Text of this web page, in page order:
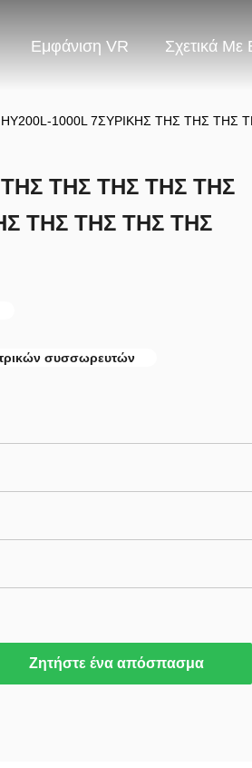
Εμφάνιση VR Σχετικά Με
HY200L-1000L 7ΣΥΡΙΚΗΣ ΤΗΣ ΤΗΣ
ΤΗΣ ΤΗΣ ΤΗΣ ΤΗΣ ΤΗΣ
ΤΗΣ ΤΗΣ ΤΗΣ ΤΗΣ
συσσωρευτών
Ζητήστε ένα απόσπασμα